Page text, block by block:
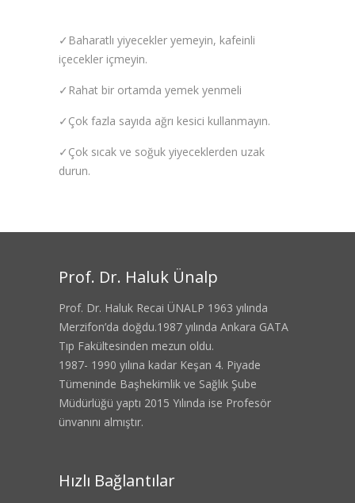
✓Baharatlı yiyecekler yemeyin, kafeinli
içecekler içmeyin.
✓Rahat bir ortamda yemek yenmeli
✓Çok fazla sayıda ağrı kesici kullanmayın.
✓Çok sıcak ve soğuk yiyeceklerden uzak
durun.
Prof. Dr. Haluk Ünalp
Prof. Dr. Haluk Recai ÜNALP 1963 yılında
Merzifon’da doğdu.1987 yılında Ankara GATA
Tıp Fakültesinden mezun oldu.
1987- 1990 yılına kadar Keşan 4. Piyade
Tümeninde Başhekimlik ve Sağlık Şube
Müdürlüğü yaptı 2015 Yılında ise Profesör
ünvanını almıştır.
Hızlı Bağlantılar